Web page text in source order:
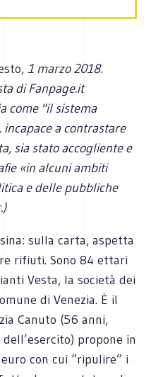
1 marzo 2018.
di Fanpage.it
come "il sistema
incapace a contrastare
sia stato accogliente e
«in alcuni ambiti
e delle pubbliche
sulla carta, aspetta
rifiuti. Sono 84 ettari
Vesta, la società dei
di Venezia. È il
Canuto (56 anni,
propone in
con cui “ripulire” i